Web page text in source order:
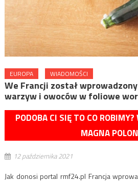
EUROPA WIADOMOŚCI
We Francji został
warzyw i owoców w foliowe
PODOBA CI SIĘ TO CO ROBIMY?
MAGNA
12 października 2021
Jak donosi portal rmf24.pl Francja